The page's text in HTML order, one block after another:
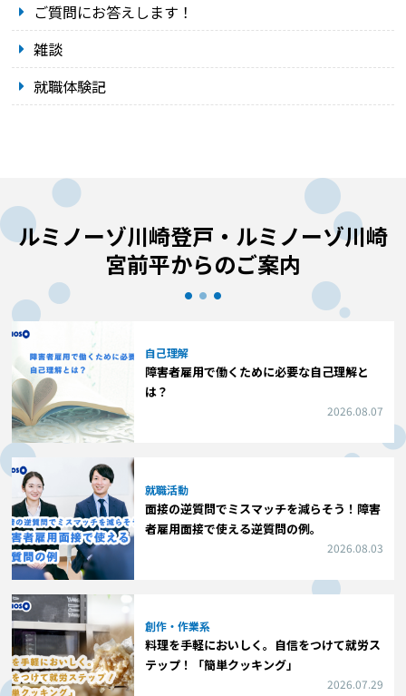
ご質問にお答えします！
雑談
就職体験記
ルミノーゾ川崎登戸・ルミノーゾ川崎
宮前平からのご案内
自己理解
障害者雇用で働くために必要な自己理解と
は？
2026.08.07
就職活動
面接の逆質問でミスマッチを減らそう！障害
者雇用面接で使える逆質問の例。
2026.08.03
創作・作業系
料理を手軽においしく。自信をつけて就労ス
テップ！「簡単クッキング」
2026.07.29